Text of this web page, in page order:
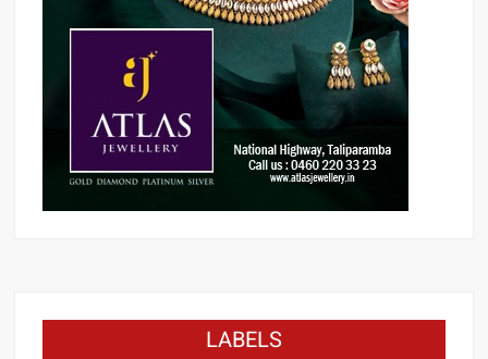
LABELS